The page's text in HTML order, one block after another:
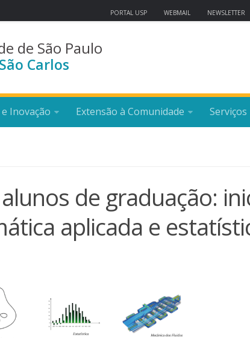
PORTAL USP WEBMAIL NEWSLETTER
de São Paulo
Carlos
Inovação Extensão à Comunidade Serviços
de graduação:
aplicada e